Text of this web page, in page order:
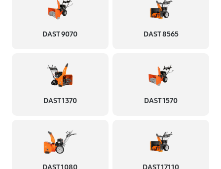
DAST 9070 DAST 8565
DAST 1370 DAST 1570
DAST 1080 DAST 17110